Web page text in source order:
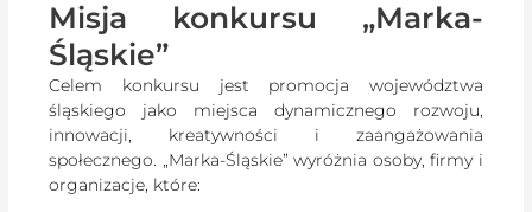
Misja konkursu „Marka-
Śląskie”
Celem konkursu jest promocja województwa
śląskiego jako miejsca dynamicznego rozwoju,
innowacji, kreatywności i zaangażowania
społecznego. „Marka-Śląskie” wyróżnia osoby, firmy i
organizacje, które: